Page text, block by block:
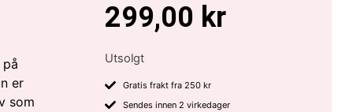
er
som
299,00 kr
Utsolgt
Gratis frakt fra 250 kr
Sendes innen 2 virkedager